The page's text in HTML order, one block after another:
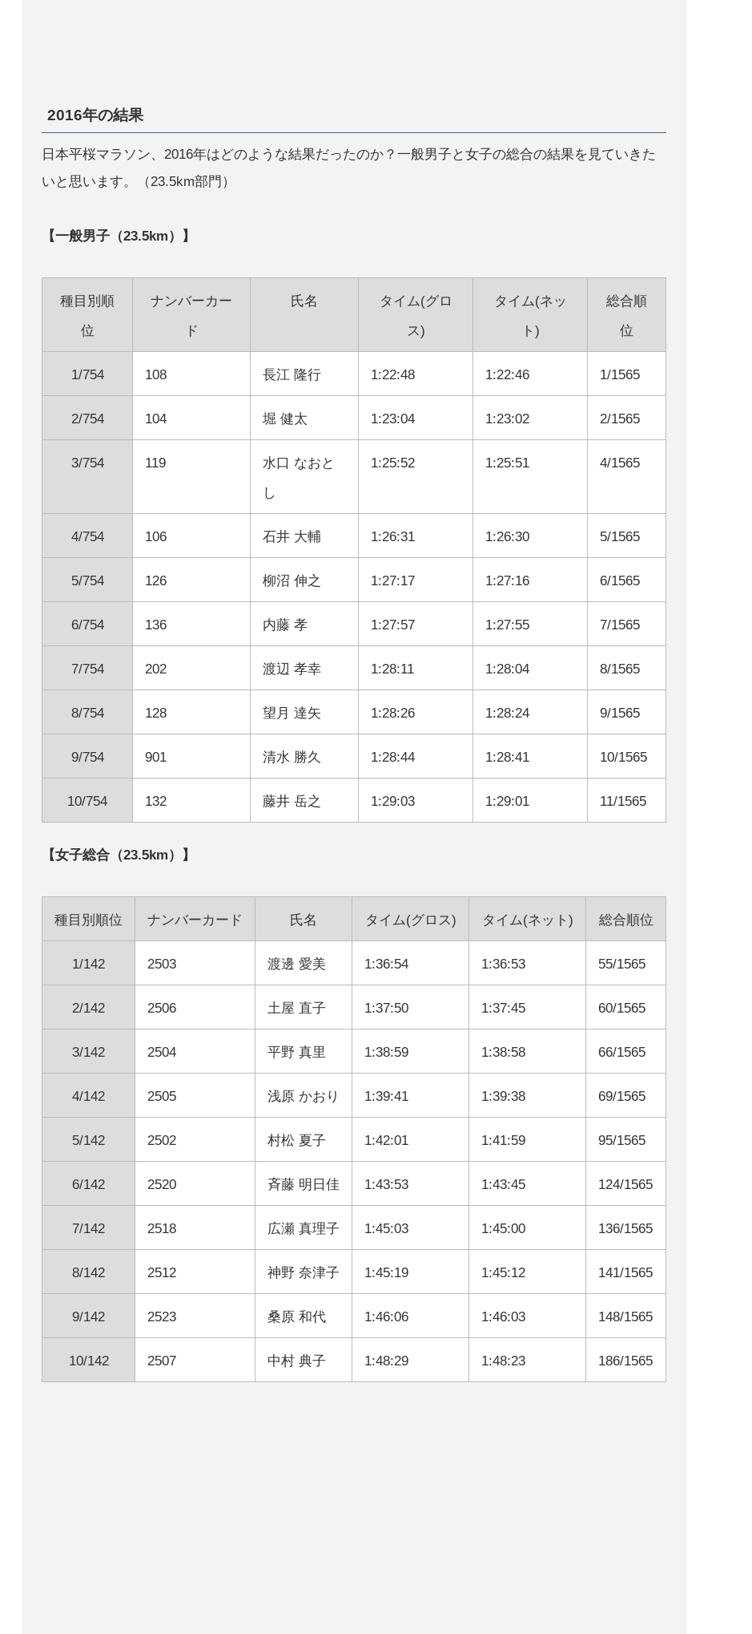
2016年の結果
日本平桜マラソン、2016年はどのような結果だったのか？一般男子と女子の総合の結果を見ていきた
いと思います。（23.5km部門）
【一般男子（23.5km）】
種目別順
位
ナンバーカー
ド
氏名
タイム(グロ
ス)
タイム(ネッ
ト)
総合順
位
1/754 108 長江 隆行 1:22:48 1:22:46 1/1565
2/754 104 堀 健太 1:23:04 1:23:02 2/1565
3/754 119
水口 なおと
し
1:25:52 1:25:51 4/1565
4/754 106 石井 大輔 1:26:31 1:26:30 5/1565
5/754 126 柳沼 伸之 1:27:17 1:27:16 6/1565
6/754 136 内藤 孝 1:27:57 1:27:55 7/1565
7/754 202 渡辺 孝幸 1:28:11 1:28:04 8/1565
8/754 128 望月 達矢 1:28:26 1:28:24 9/1565
9/754 901 清水 勝久 1:28:44 1:28:41 10/1565
10/754 132 藤井 岳之 1:29:03 1:29:01 11/1565
【女子総合（23.5km）】
種目別順位 ナンバーカード 氏名 タイム(グロス) タイム(ネット) 総合順位
1/142 2503 渡邊 愛美 1:36:54 1:36:53 55/1565
2/142 2506 土屋 直子 1:37:50 1:37:45 60/1565
3/142 2504 平野 真里 1:38:59 1:38:58 66/1565
4/142 2505 浅原 かおり 1:39:41 1:39:38 69/1565
5/142 2502 村松 夏子 1:42:01 1:41:59 95/1565
6/142 2520 斉藤 明日佳 1:43:53 1:43:45 124/1565
7/142 2518 広瀬 真理子 1:45:03 1:45:00 136/1565
8/142 2512 神野 奈津子 1:45:19 1:45:12 141/1565
9/142 2523 桑原 和代 1:46:06 1:46:03 148/1565
10/142 2507 中村 典子 1:48:29 1:48:23 186/1565